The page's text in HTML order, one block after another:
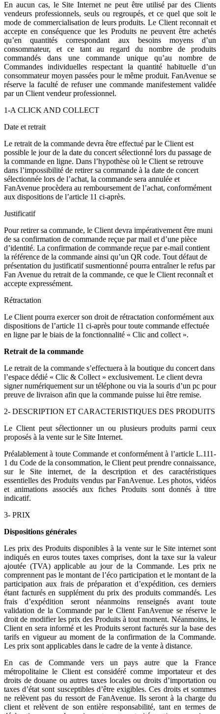
En aucun cas, le Site Internet ne peut être utilisé par des Clients
vendeurs professionnels, seuls ou regroupés, et ce quel que soit le
mode de commercialisation de leurs produits. Le Client reconnait et
accepte en conséquence que les Produits ne peuvent être achetés
qu’en quantités correspondant aux besoins moyens d’un
consommateur, et ce tant au regard du nombre de produits
commandés dans une commande unique qu’au nombre de
Commandes individuelles respectant la quantité habituelle d’un
consommateur moyen passées pour le même produit. FanAvenue se
réserve la faculté de refuser une commande manifestement validée
par un Client vendeur professionnel.
1-A CLICK AND COLLECT
Date et retrait
Le retrait de la commande devra être effectué par le Client est
possible le jour de la date du concert sélectionné lors du passage de
la commande en ligne. Dans l’hypothèse où le Client se retrouve
dans l’impossibilité de retirer sa commande à la date de concert
sélectionnée lors de l’achat, la commande sera annulée et
FanAvenue procèdera au remboursement de l’achat, conformément
aux dispositions de l’article 11 ci-après.
Justificatif
Pour retirer sa commande, le Client devra impérativement être muni
de sa confirmation de commande reçue par mail et d’une pièce
d’identité. La confirmation de commande reçue par e-mail contient
la référence de la commande ainsi qu’un QR code. Tout défaut de
présentation du justificatif susmentionné pourra entraîner le refus par
Fan Avenue du retrait de la commande, ce que le Client reconnaît et
accepte expressément.
Rétractation
Le Client pourra exercer son droit de rétractation conformément aux
dispositions de l’article 11 ci-après pour toute commande effectuée
en ligne par le biais de la fonctionnalité « Clic and collect ».
Retrait de la commande
Le retrait de la commande s’effectuera à la boutique du concert dans
l’espace dédié « Clic & Collect » exclusivement. Le client devra
signer numériquement sur un téléphone ou via la souris d’un pc pour
preuve de livraison afin que la commande puisse lui être remise.
2- DESCRIPTION ET CARACTERISTIQUES DES PRODUITS
Le Client peut sélectionner un ou plusieurs produits parmi ceux
proposés à la vente sur le Site Internet.
Préalablement à toute Commande et conformément à l’article L.111-
1 du Code de la consommation, le Client peut prendre connaissance,
sur le Site internet, de la description et des caractéristiques
essentielles des Produits vendus par FanAvenue. Les photos, vidéos
et animations associés aux fiches Produits sont donnés à titre
indicatif.
3- PRIX
Dispositions générales
Les prix des Produits disponibles à la vente sur le Site internet sont
indiqués en euros toutes taxes comprises, dont la taxe sur la valeur
ajoutée (TVA) applicable au jour de la Commande. Les prix ne
comprennent pas le montant de l’éco participation et le montant de la
participation aux frais de préparation et d’expédition, ces derniers
étant facturés en supplément du prix des produits commandés. Les
frais d’expédition seront néanmoins renseignés avant toute
validation de la Commande par le Client FanAvenue se réserve le
droit de modifier les prix des Produits à tout moment. Néanmoins, le
Client en sera informé et les Produits seront facturés sur la base des
tarifs en vigueur au moment de la confirmation de la Commande.
Les prix sont applicables dans le cadre de la vente à distance.
En cas de Commande vers un pays autre que la France
métropolitaine le Client est considéré comme importateur et des
droits de douane ou autres taxes locales ou droits d’importation ou
taxes d’état sont susceptibles d’être exigibles. Ces droits et sommes
ne relèvent pas du ressort de FanAvenue. Ils seront à la charge du
client et relèvent de son entière responsabilité, tant en termes de